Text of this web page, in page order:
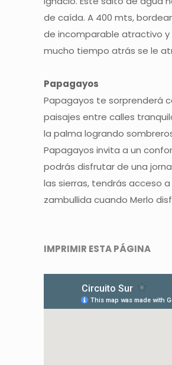
de caída. A 400 mts,
de incomparable atractivo
mucho tiempo atrás se le
Papagayos
Papagayos te sorprenderá
paisajes entre calles
la palma logrando
Papagayos invita a un
podrás disfrutar de una
las sierras, tendrás acceso
zambullida cuando Merlo
IMPRIMIR ESTA PÁGINA